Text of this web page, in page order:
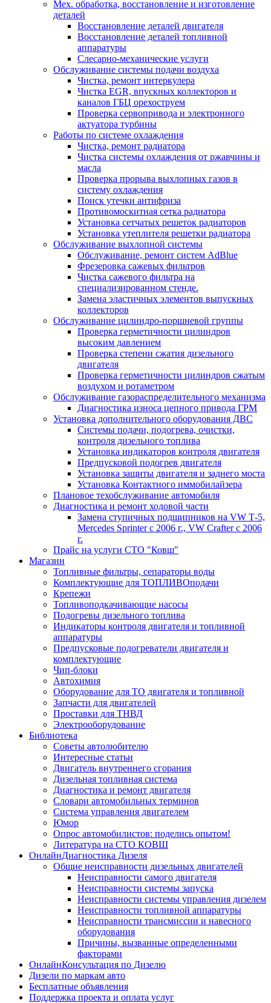
Мех. обработка, восстановление и изготовление
деталей
Восстановление деталей двигателя
Восстановление деталей топливной
аппаратуры
Слесарно-механические услуги
Обслуживание системы подачи воздуха
Чистка, ремонт интеркулера
Чистка EGR, впускных коллекторов и
каналов ГБЦ орехоструем
Проверка сервопривода и электронного
актуатора турбины
Работы по системе охлаждения
Чистка, ремонт радиатора
Чистка системы охлаждения от ржавчины и
масла
Проверка прорыва выхлопных газов в
систему охлаждения
Поиск утечки антифриза
Противомоскитная сетка радиатора
Установка сетчатых решеток радиаторов
Установка утеплителя решетки радиатора
Обслуживание выхлопной системы
Обслуживание, ремонт систем AdBlue
Фрезеровка сажевых фильтров
Чистка сажевого фильтра на
специализированном стенде.
Замена эластичных элементов выпускных
коллекторов
Обслуживание цилиндро-поршневой группы
Проверка герметичности цилиндров
высоким давлением
Проверка степени сжатия дизельного
двигателя
Проверка герметичности цилиндров сжатым
воздухом и ротаметром
Обслуживание газораспределительного механизма
Диагностика износа цепного привода ГРМ
Установка дополнительного оборудования ДВС
Системы подачи, подогрева, очистки,
контроля дизельного топлива
Установка индикаторов контроля двигателя
Предпусковой подогрев двигателя
Установка защиты двигателя и заднего моста
Установка Контактного иммобилайзера
Плановое техобслуживание автомобиля
Диагностика и ремонт ходовой части
Замена ступичных подшипников на VW Т-5,
Mercedes Sprinter c 2006 г., VW Crafter с 2006
г.
Прайс на услуги СТО "Ковш"
Магазин
Топливные фильтры, сепараторы воды
Комплектующие для ТОПЛИВОподачи
Крепежи
Топливоподкачивающие насосы
Подогревы дизельного топлива
Индикаторы контроля двигателя и топливной
аппаратуры
Предпусковые подогреватели двигателя и
комплектующие
Чип-блоки
Автохимия
Оборудование для ТО двигателя и топливной
Запчасти для двигателей
Проставки для ТНВД
Электрооборудование
Библиотека
Советы автолюбителю
Интересные статьи
Двигатель внутреннего сгорания
Дизельная топливная система
Диагностика и ремонт двигателя
Словари автомобильных терминов
Система управления двигателем
Юмор
Опрос автомобилистов: поделись опытом!
Литература на СТО КОВШ
ОнлайнДиагностика Дизеля
Общие неисправности дизельных двигателей
Неисправности самого двигателя
Неисправности системы запуска
Неисправности системы управления дизелем
Неисправности топливной аппаратуры
Неисправности трансмиссии и навесного
оборудования
Причины, вызванные определенными
факторами
ОнлайнКонсультация по Дизелю
Дизели по маркам авто
Бесплатные объявления
Поддержка проекта и оплата услуг